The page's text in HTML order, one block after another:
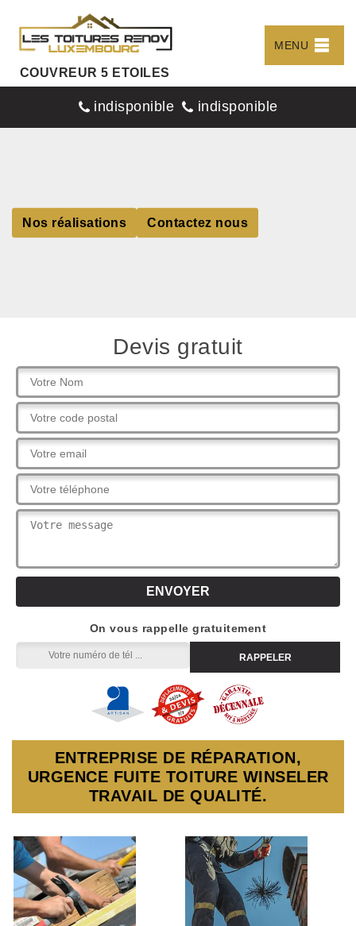
COUVREUR 5 ETOILES
MENU
indisponible indisponible
Nos réalisations Contactez nous
Devis gratuit
On vous rappelle gratuitement
ENTREPRISE DE RÉPARATION,
URGENCE FUITE TOITURE WINSELER
TRAVAIL DE QUALITÉ.